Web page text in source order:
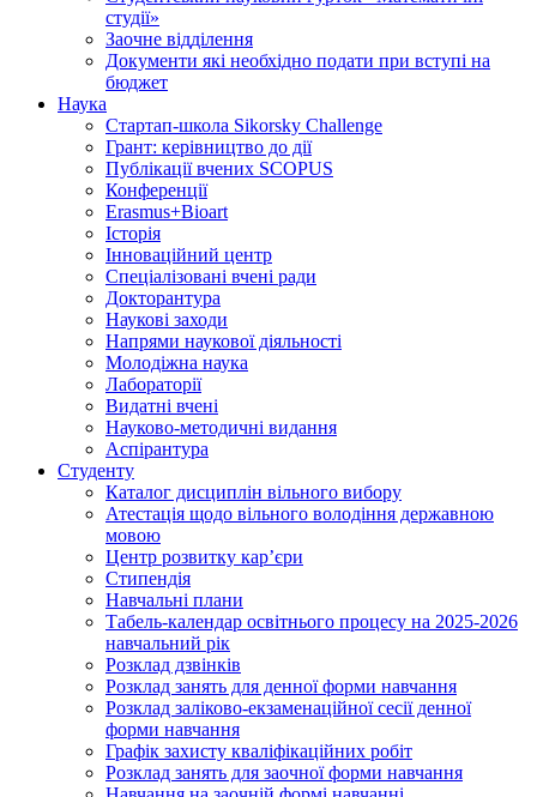
студії»
Заочне відділення
Документи які необхідно подати при вступі на
бюджет
Наука
Стартап-школа Sikorsky Challenge
Грант: керівництво до дії
Публікації вчених SCOPUS
Конференції
Erasmus+Bioart
Історія
Інноваційний центр
Спеціалізовані вчені ради
Докторантура
Наукові заходи
Напрями наукової діяльності
Молодіжна наука
Лабораторії
Видатні вчені
Науково-методичні видання
Аспірантура
Студенту
Каталог дисциплін вільного вибору
Атестація щодо вільного володіння державною
мовою
Центр розвитку кар’єри
Стипендія
Навчальні плани
Табель-календар освітнього процесу на 2025-2026
навчальний рік
Розклад дзвінків
Розклад занять для денної форми навчання
Розклад заліково-екзаменаційної сесії денної
форми навчання
Графік захисту кваліфікаційних робіт
Розклад занять для заочної форми навчання